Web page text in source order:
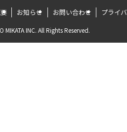
お知らせ お問い合わせ プライ
MIKATA INC. All Rights Reserved.